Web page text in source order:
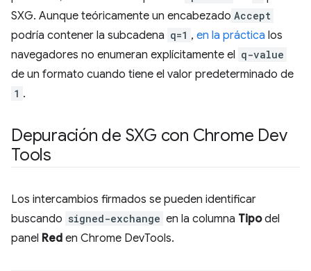
SXG. Aunque teóricamente un encabezado Accept
podría contener la subcadena q=1 , en la práctica los
navegadores no enumeran explícitamente el q-value
de un formato cuando tiene el valor predeterminado de
1 .
Depuración de SXG con Chrome Dev
Tools
Los intercambios firmados se pueden identificar
buscando signed-exchange en la columna Tipodel
panel Red en Chrome DevTools.